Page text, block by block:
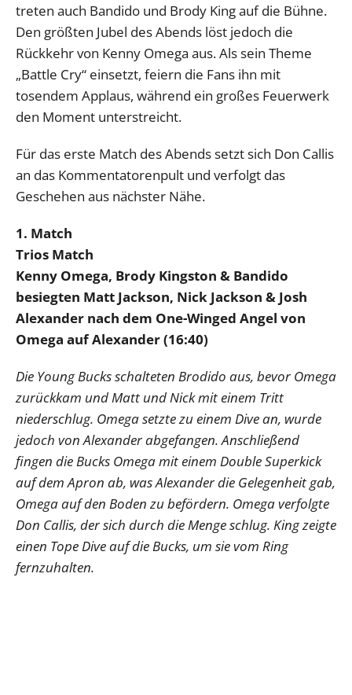
treten auch Bandido und Brody King auf die Bühne.
Den größten Jubel des Abends löst jedoch die
Rückkehr von Kenny Omega aus. Als sein Theme
„Battle Cry“ einsetzt, feiern die Fans ihn mit
tosendem Applaus, während ein großes Feuerwerk
den Moment unterstreicht.
Für das erste Match des Abends setzt sich Don Callis
an das Kommentatorenpult und verfolgt das
Geschehen aus nächster Nähe.
1. Match
Trios Match
Kenny Omega, Brody Kingston & Bandido
besiegten Matt Jackson, Nick Jackson & Josh
Alexander nach dem One-Winged Angel von
Omega auf Alexander (16:40)
Die Young Bucks schalteten Brodido aus, bevor Omega
zurückkam und Matt und Nick mit einem Tritt
niederschlug. Omega setzte zu einem Dive an, wurde
jedoch von Alexander abgefangen. Anschließend
fingen die Bucks Omega mit einem Double Superkick
auf dem Apron ab, was Alexander die Gelegenheit gab,
Omega auf den Boden zu befördern. Omega verfolgte
Don Callis, der sich durch die Menge schlug. King zeigte
einen Tope Dive auf die Bucks, um sie vom Ring
fernzuhalten.